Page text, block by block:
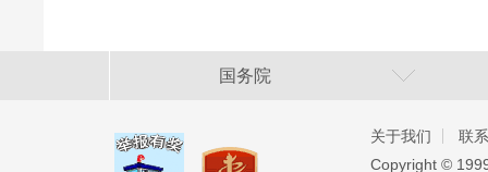
国务院
关于我们
联
Copyright ©️